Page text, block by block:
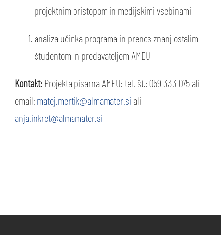
projektnim pristopom in medijskimi vsebinami
analiza učinka programa in prenos znanj ostalim
študentom in predavateljem AMEU
Kontakt: Projekta pisarna AMEU: tel. št.: 059 333 075 ali
email: matej.mertik@almamater.si ali
anja.inkret@almamater.si